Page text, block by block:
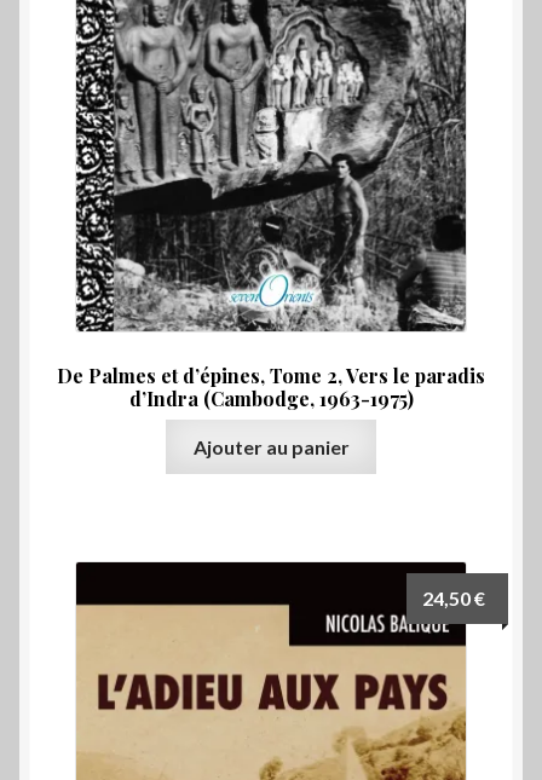
De Palmes et d’épines, Tome 2, Vers le paradis
d’Indra (Cambodge, 1963-1975)
Ajouter au panier
24,50€